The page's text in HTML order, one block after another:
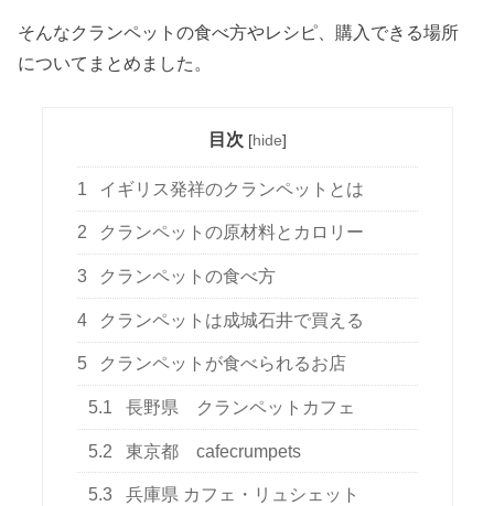
そんなクランペットの食べ方やレシピ、購入できる場所
についてまとめました。
目次 [hide]
1 イギリス発祥のクランペットとは
2 クランペットの原材料とカロリー
3 クランペットの食べ方
4 クランペットは成城石井で買える
5 クランペットが食べられるお店
5.1 長野県 クランペットカフェ
5.2 東京都 cafecrumpets
5.3 兵庫県 カフェ・リュシェット